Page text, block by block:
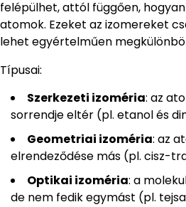
felépülhet, attól függően,
atomok. Ezeket az izomereket
lehet egyértelműen
Típusai:
Szerkezeti izoméria: az
sorrendje eltér (pl. etanol és
Geometriai izoméria: az
elrendeződése más (pl. cisz-
Optikai izoméria: a
de nem fedik egymást (pl.